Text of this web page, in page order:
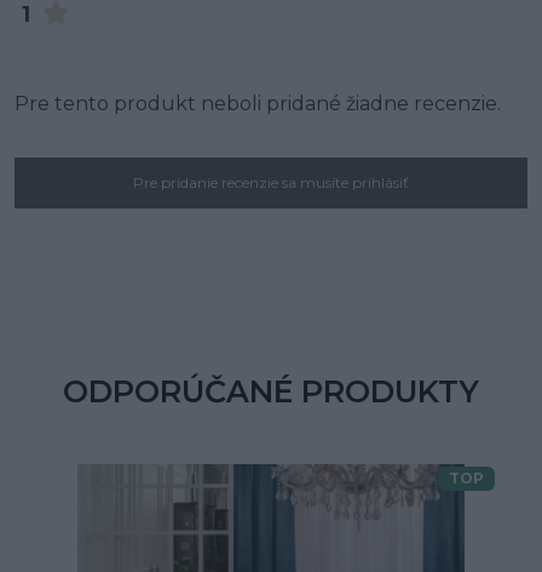
1
Pre tento produkt neboli pridané žiadne recenzie.
Pre pridanie recenzie sa musíte prihlásiť
ODPORÚČANÉ PRODUKTY
TOP
Doprava zdarma